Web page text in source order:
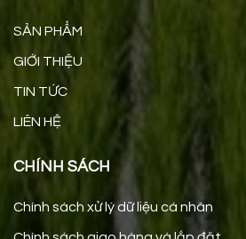
SẢN PHẨM
GIỚI THIỆU
TIN TỨC
LIÊN HỆ
CHÍNH SÁCH
Chính sách xử lý dữ liệu cá nhân